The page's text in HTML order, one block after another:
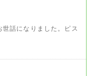
話になりました。ピス